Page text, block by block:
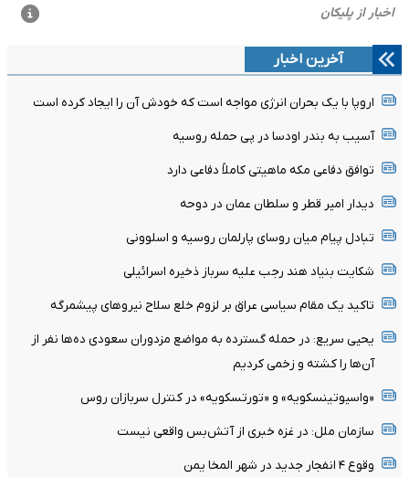
آخرین اخبار
اروپا با یک بحران انرژی مواجه است که خودش آن را ایجاد کرده است
آسیب به بندر اودسا در پی حمله روسیه
توافق دفاعی مکه ماهیتی کاملاً دفاعی دارد
دیدار امیر قطر و سلطان عمان در دوحه
تبادل پیام میان روسای پارلمان روسیه و اسلوونی
شکایت بنیاد هند رجب علیه سرباز ذخیره اسرائیلی
تاکید یک مقام سیاسی عراق بر لزوم خلع سلاح نیروهای پیشمرگه
یحیی سریع: در حمله گسترده به مواضع مزدوران سعودی ده‌ها نفر از
آن‌ها را کشته و زخمی کردیم
«واسیوتینسکویه» و «تورتسکویه» در کنترل سربازان روس
سازمان ملل: در غزه خبری از آتش‌بس واقعی نیست
وقوع ۴ انفجار جدید در شهر المخا یمن